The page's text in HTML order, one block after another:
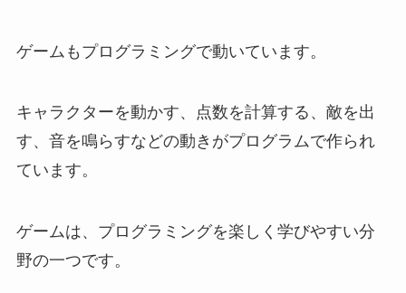
ゲームもプログラミングで動いています。
キャラクターを動かす、点数を計算する、敵を出
す、音を鳴らすなどの動きがプログラムで作られ
ています。
ゲームは、プログラミングを楽しく学びやすい分
野の一つです。